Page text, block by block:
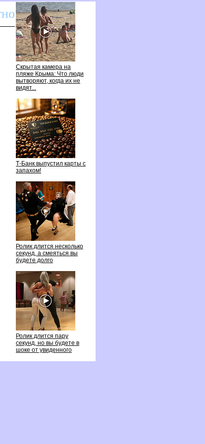
Скрытая камера на
пляже Крыма: Что люди
ытворяют, когда их не
идят...
Т-Банк выпустил карты с
запахом!
Ролик длится несколько
секунд, а смеяться вы
удете долго
Ролик длится пару
секунд, но вы будете
шоке от увиденного